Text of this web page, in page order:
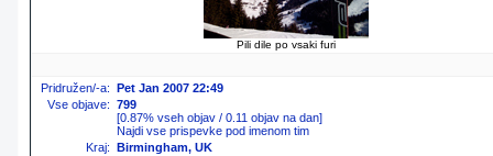
Pili dile po vsaki furi
Pridružen/-a: Pet Jan 2007 22:49
Vse objave: 799
[0.87% vseh objav / 0.11 objav na dan]
Najdi vse prispevke pod imenom tim
Kraj: Birmingham, UK